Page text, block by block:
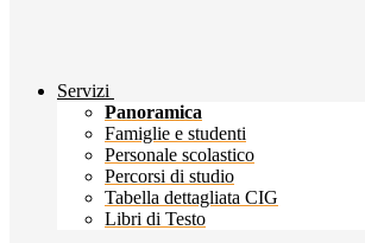
Servizi
Panoramica
Famiglie e studenti
Personale scolastico
Percorsi di studio
Tabella dettagliata CIG
Libri di Testo